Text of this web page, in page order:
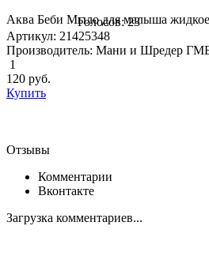
Аква Беби Мыло для малыша
Голосов: 23
Артикул: 21425348
Производитель: Мани и Шредер
1
120 руб.
Купить
Отзывы
Комментарии
Вконтакте
Загрузка комментариев...